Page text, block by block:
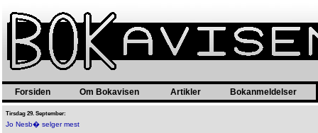
Forsiden Om Bokavisen Artikler Bokanmeldelser
Tirsdag 29. September:
Jo Nesb� selger mest